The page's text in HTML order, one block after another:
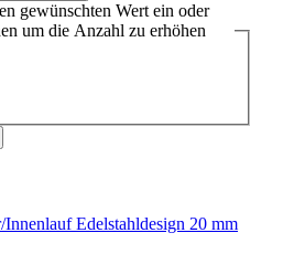
gewünschten Wert ein oder
um die Anzahl zu erhöhen
Edelstahldesign 20 mm